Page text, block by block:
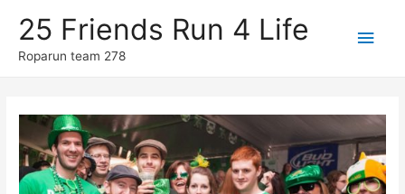
25 Friends Run 4 Life
Roparun team 278